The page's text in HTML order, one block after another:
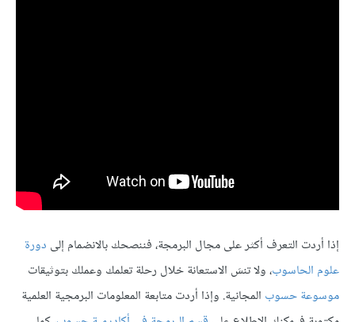
إذا أردت التعرف أكثر على مجال البرمجة، فننصحك بالانضمام إلى دورة
علوم الحاسوب، ولا تنسَ الاستعانة خلال رحلة تعلمك وعملك بتوثيقات
موسوعة حسوب المجانية. وإذا أردت متابعة المعلومات البرمجية العلمية